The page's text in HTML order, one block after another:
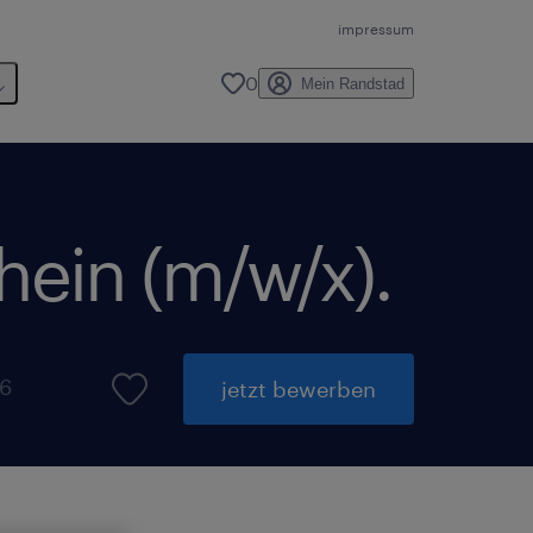
impressum
0 Mein Randstad
(m/w/x).
jetzt bewerben